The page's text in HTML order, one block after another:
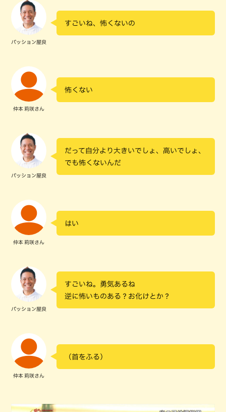
パッション屋良
すごいね、怖くないの
仲本 莉咲さん
怖くない
パッション屋良
だって自分より大きいでしょ、高いでしょ、
でも怖くないんだ
仲本 莉咲さん
はい
パッション屋良
すごいね。勇気あるね
逆に怖いものある？お化けとか？
仲本 莉咲さん
（首をふる）